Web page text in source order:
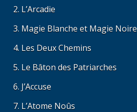
L’Arcadie
Magie Blanche et Magie Noire
Les Deux Chemins
Le Bâton des Patriarches
J’Accuse
L’Atome Noûs